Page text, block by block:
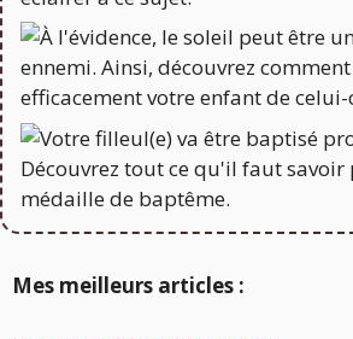
Mes meilleurs articles :